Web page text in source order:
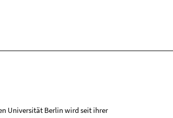
Universität Berlin wird seit ihrer